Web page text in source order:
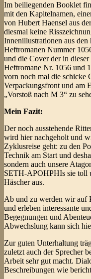
Im beiliegenden Booklet
mit den Kapitelnamen,
von Hubert Haensel aus
diesmal keine
Innenillustrationen aus den
Heftromanen Nummer
und die Cover der in dieser
Heftromane Nr. 1056 und
vorn noch mal die schicke
Verpackungsfront und am
„Vorstoß nach M 3“ zu
Mein Fazit:
Der noch ausstehende
wird hier nachgeholt und
Zyklusreise geht: zu den
Technik am Start und
sondern auch unsere
SETH-APOHPHIs sie toll
Häscher aus.
Ab und zu werden wir auf
und erleben interessante
Begegnungen und
Abwechslung kann sich
Zur guten Unterhaltung
zuletzt auch der Sprecher
Arbeit sehr gut macht.
Beschreibungen wie